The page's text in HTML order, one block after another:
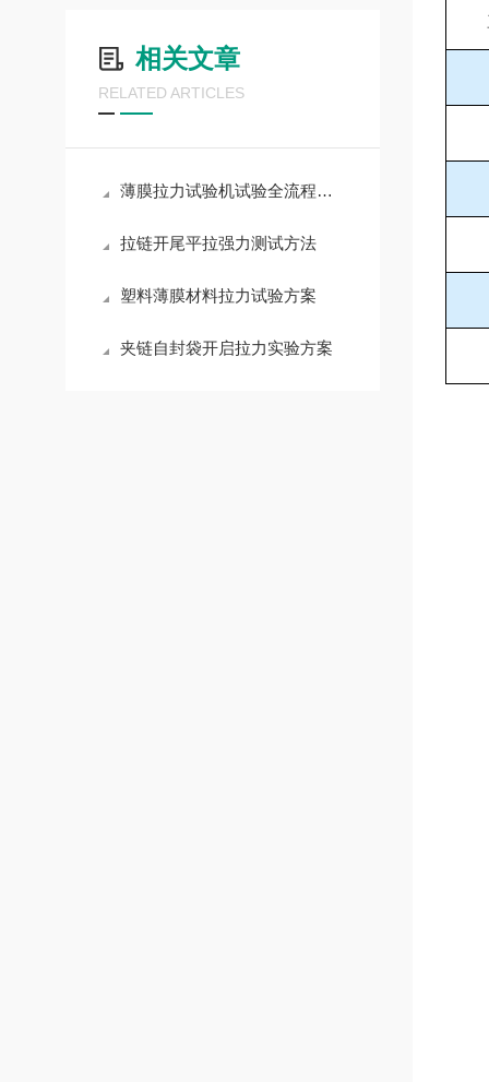
相关文章
RELATED ARTICLES
薄膜拉力试验机试验全流程解析
拉链开尾平拉强力测试方法
塑料薄膜材料拉力试验方案
夹链自封袋开启拉力实验方案